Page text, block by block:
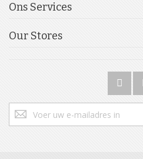
Ons Services
Our Stores
u
op